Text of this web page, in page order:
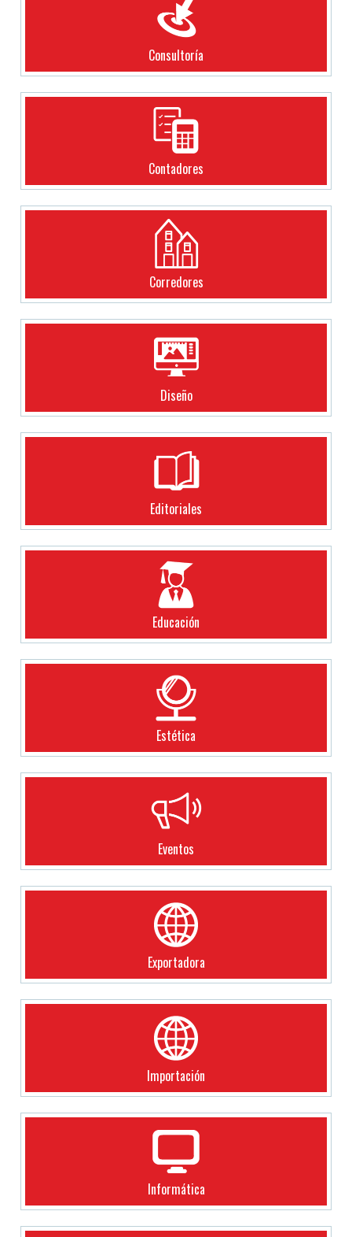
Consultoría
Contadores
Corredores
Diseño
Editoriales
Educación
Estética
Eventos
Exportadora
Importación
Informática